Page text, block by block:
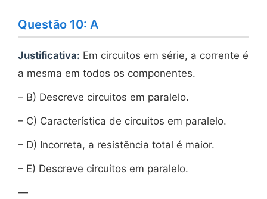
Questão 10: A
Justificativa: Em circuitos em série, a corrente é
a mesma em todos os componentes.
– B) Descreve circuitos em paralelo.
– C) Característica de circuitos em paralelo.
– D) Incorreta, a resistência total é maior.
– E) Descreve circuitos em paralelo.
—